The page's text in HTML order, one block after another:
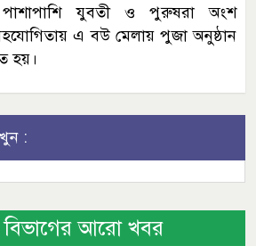
পাশাপাশি যুবতী ও পুরুষরা অংশ
এ বউ মেলায় পুজা অনুষ্ঠান
হয়।
:
বিভাগের আরো খবর